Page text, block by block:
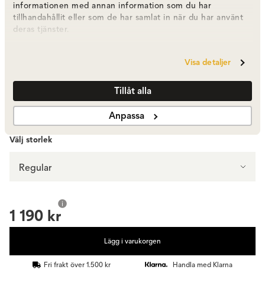
informationen med annan information som du har
tillhandahållit eller som de har samlat in när du har använt
deras tjänster.
Visa detaljer
Tillåt alla
Anpassa
Rosé
1 190 kr
1 190 kr
Visa fler +8
Välj storlek
Regular
1 190 kr
Lägg i varukorgen
Fri frakt över 1.500 kr Handla med Klarna